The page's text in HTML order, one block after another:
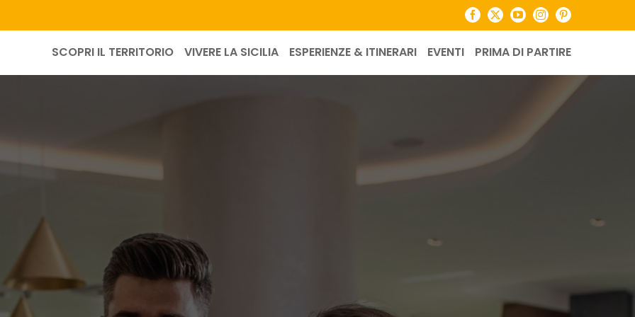
Facebook
X YouTubeInstagramPinterest
SCOPRI IL TERRITORIO VIVERE LA SICILIA ESPERIENZE & ITINERARI EVENTI PRIMA DI PARTIRE